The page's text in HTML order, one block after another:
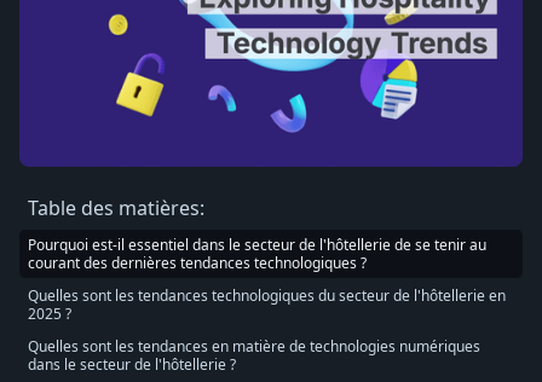
Table des matières:
Pourquoi est-il essentiel dans le secteur de l'hôtellerie de se tenir au
courant des dernières tendances technologiques ?
Quelles sont les tendances technologiques du secteur de l'hôtellerie en
2025 ?
Quelles sont les tendances en matière de technologies numériques
dans le secteur de l'hôtellerie ?